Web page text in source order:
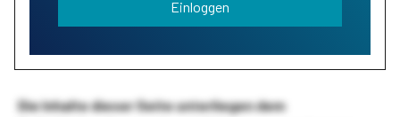
Einloggen
Die Inhalte dieser Seite unterliegen dem